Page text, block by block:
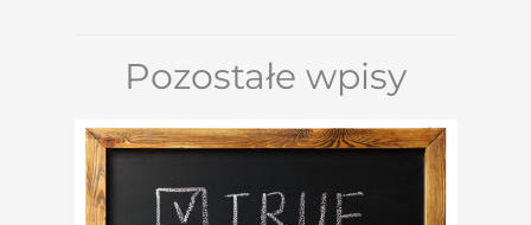
Pozostałe wpisy